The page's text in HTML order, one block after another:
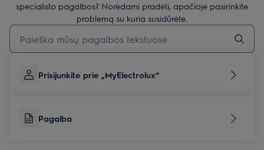
specialisto pagalbos? Norėdami pradėti, apačioje pasirinkite
problemą su kuria susidūrėte.
Įveskite tekstą, jei norite ieškoti pagalbinių straipsnių
Prisijunkite prie „MyElectrolux“
Pagalba